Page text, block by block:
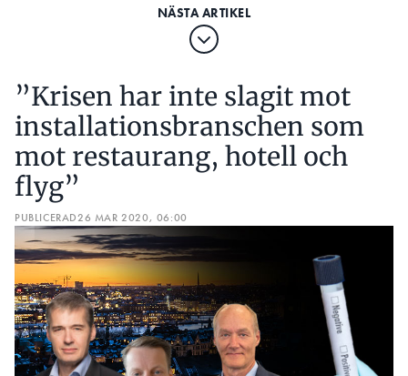
”Krisen har inte slagit mot
installationsbranschen som
mot restaurang, hotell och
flyg”
PUBLICERAD 26 MAR 2020, 06:00